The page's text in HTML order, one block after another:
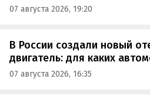
07 августа 2026, 19:20
В России создали новый
двигатель: для каких
07 августа 2026, 16:35